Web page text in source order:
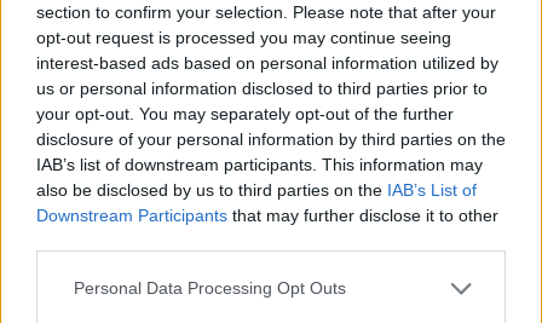
section to confirm your selection. Please note that after your
opt-out request is processed you may continue seeing
interest-based ads based on personal information utilized by
us or personal information disclosed to third parties prior to
your opt-out. You may separately opt-out of the further
disclosure of your personal information by third parties on the
IAB’s list of downstream participants. This information may
also be disclosed by us to third parties on the IAB’s List of
Downstream Participants that may further disclose it to other
Personal Data Processing Opt Outs
Zupełnie inaczej jest z Magdą. Drży jej głos. Mówi
szybko i nerwowo. Zapewnia, że to nie nasza
rozmowa jest dla niej stresem, ale jej temat.
Pieniądze. Finanse. Kredyty. Zawsze ją te sprawy
stresowały. Od dziecka, bo rodzicom nigdy nie
starczało od pierwszego do pierwszego. A ona czuje,
że powiela schemat.
pensja do dyspozycji to za mało, więc wiadomo, że